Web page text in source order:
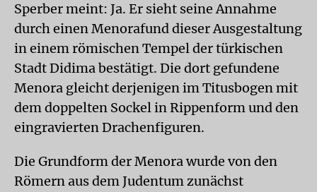
Sperber meint: Ja. Er sieht seine Annahme
durch einen Menorafund dieser Ausgestaltung
in einem römischen Tempel der türkischen
Stadt Didima bestätigt. Die dort gefundene
Menora gleicht derjenigen im Titusbogen mit
dem doppelten Sockel in Rippenform und den
eingravierten Drachenfiguren.
Die Grundform der Menora wurde von den
Römern aus dem Judentum zunächst